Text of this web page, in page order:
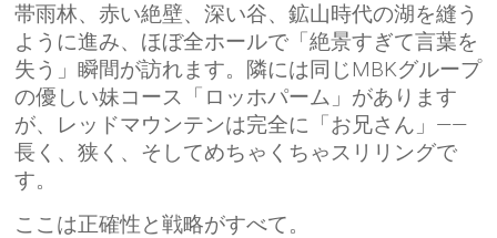
帯雨林、赤い絶壁、深い谷、鉱山時代の湖を縫う
ように進み、ほぼ全ホールで「絶景すぎて言葉を
失う」瞬間が訪れます。隣には同じMBKグループ
の優しい妹コース「ロッホパーム」があります
が、レッドマウンテンは完全に「お兄さん」——
長く、狭く、そしてめちゃくちゃスリリングで
す。
ここは正確性と戦略がすべて。